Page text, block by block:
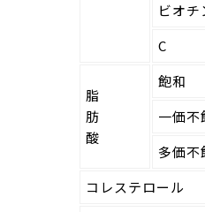
ビオチ
C
脂
肪
酸
飽和
一価不
多価不
コレステロール